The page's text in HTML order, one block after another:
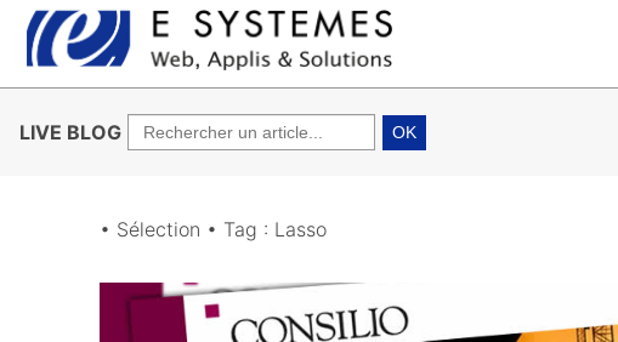
LIVE BLOG OK
• Sélection • Tag : Lasso
20/02/2011